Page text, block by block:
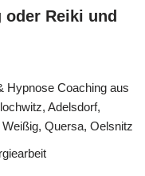
Reiki und
Hypnose Coaching aus
Adelsdorf,
Quersa, Oelsnitz